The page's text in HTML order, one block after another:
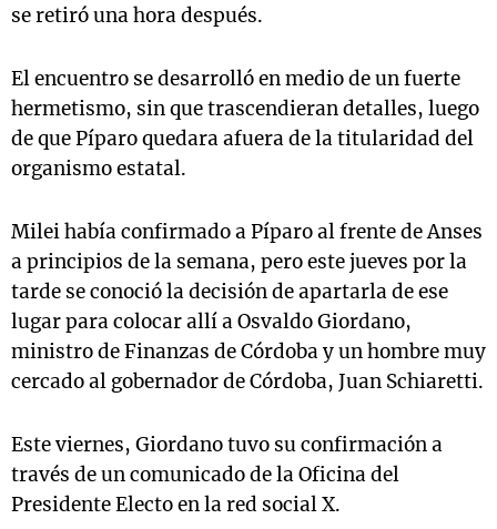
se retiró una hora después.
El encuentro se desarrolló en medio de un fuerte
hermetismo, sin que trascendieran detalles, luego
de que Píparo quedara afuera de la titularidad del
organismo estatal.
Milei había confirmado a Píparo al frente de Anses
a principios de la semana, pero este jueves por la
tarde se conoció la decisión de apartarla de ese
lugar para colocar allí a Osvaldo Giordano,
ministro de Finanzas de Córdoba y un hombre muy
cercado al gobernador de Córdoba, Juan Schiaretti.
Este viernes, Giordano tuvo su confirmación a
través de un comunicado de la Oficina del
Presidente Electo en la red social X.